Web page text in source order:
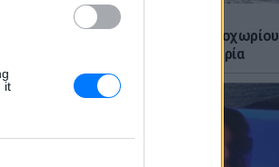
it
ΕΙΔΗΣΕΙΣ
Στέρεψε η λιμνοθάλασσα Καλοχωρίου
από την παρατεταμένη ανομβρία